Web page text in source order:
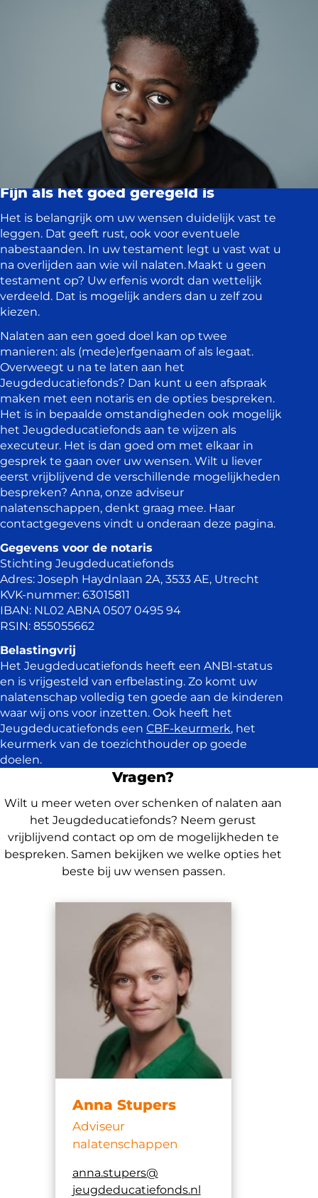
Fijn als het goed geregeld is
Het is belangrijk om uw wensen duidelijk vast te
leggen. Dat geeft rust, ook voor eventuele
nabestaanden. In uw testament legt u vast wat u
na overlijden aan wie wil nalaten. Maakt u geen
testament op? Uw erfenis wordt dan wettelijk
verdeeld. Dat is mogelijk anders dan u zelf zou
kiezen.
Nalaten aan een goed doel kan op twee
manieren: als (mede)erfgenaam of als legaat.
Overweegt u na te laten aan het
Jeugdeducatiefonds? Dan kunt u een afspraak
maken met een notaris en de opties bespreken.
Het is in bepaalde omstandigheden ook mogelijk
het Jeugdeducatiefonds aan te wijzen als
executeur. Het is dan goed om met elkaar in
gesprek te gaan over uw wensen. Wilt u liever
eerst vrijblijvend de verschillende mogelijkheden
bespreken? Anna, onze adviseur
nalatenschappen, denkt graag mee. Haar
contactgegevens vindt u onderaan deze pagina.
Gegevens voor de notaris
Stichting Jeugdeducatiefonds
Adres: Joseph Haydnlaan 2A, 3533 AE, Utrecht
KVK-nummer: 63015811
IBAN: NL02 ABNA 0507 0495 94
RSIN: 855055662
Belastingvrij
Het Jeugdeducatiefonds heeft een ANBI-status
en is vrijgesteld van erfbelasting. Zo komt uw
nalatenschap volledig ten goede aan de kinderen
waar wij ons voor inzetten. Ook heeft het
Jeugdeducatiefonds een CBF-keurmerk, het
keurmerk van de toezichthouder op goede
doelen.
Vragen?
Wilt u meer weten over schenken of nalaten aan
het Jeugdeducatiefonds? Neem gerust
vrijblijvend contact op om de mogelijkheden te
bespreken. Samen bekijken we welke opties het
beste bij uw wensen passen.
Anna Stupers
Adviseur
nalatenschappen
anna.​stupers@​
jeugdeducatiefonds.​nl